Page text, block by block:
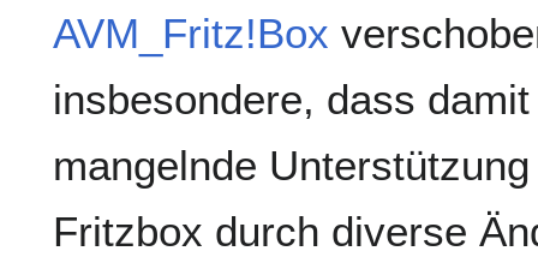
AVM_Fritz!Box
insbesondere, dass
mangelnde
Fritzbox durch diverse